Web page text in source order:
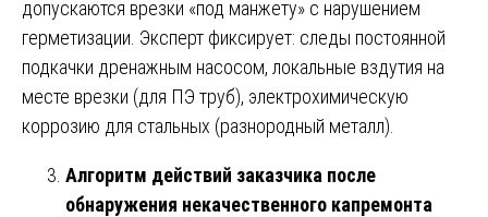
допускаются врезки «под манжету» с нарушением
герметизации. Эксперт фиксирует: следы постоянной
подкачки дренажным насосом, локальные вздутия на
месте врезки (для ПЭ труб), электрохимическую
коррозию для стальных (разнородный металл).
Алгоритм действий заказчика после
обнаружения некачественного капремонта